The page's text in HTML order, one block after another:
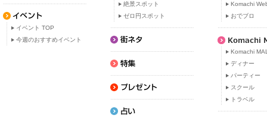
イベント TOP
今週のおすすめイベント
絶景スポット
ゼロ円スポット
Komachi
おでブロ
Komachi
ディナー
パーティー
スクール
トラベル